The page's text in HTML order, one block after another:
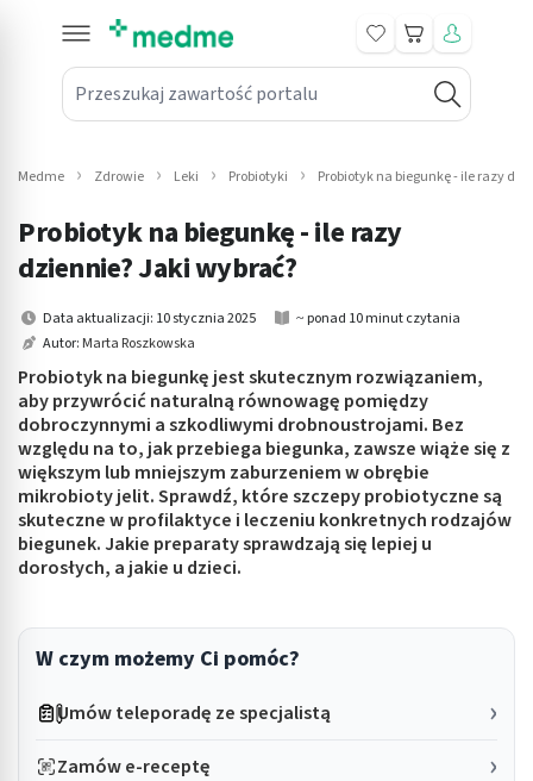
Przeszukaj zawartość portalu
Koszyk
submenu: Leki na receptę
submenu: Mama i dziecko
submenu: Kosmetyki
submenu: Higiena
submenu: Sprzęt medyczny
submenu: Intymne
submenu: Wellness
Medme Zdrowie Leki Probiotyki Probiotyk na biegunkę - ile razy
Probiotyk na biegunkę - ile razy
dziennie? Jaki wybrać?
Data aktualizacji: 10 stycznia 2025
~ ponad 10 minut czytania
Autor: Marta Roszkowska
Probiotyk na biegunkę jest skutecznym rozwiązaniem,
aby przywrócić naturalną równowagę pomiędzy
dobroczynnymi a szkodliwymi drobnoustrojami. Bez
względu na to, jak przebiega biegunka, zawsze wiąże się z
większym lub mniejszym zaburzeniem w obrębie
mikrobioty jelit. Sprawdź, które szczepy probiotyczne są
skuteczne w profilaktyce i leczeniu konkretnych rodzajów
biegunek. Jakie preparaty sprawdzają się lepiej u
dorosłych, a jakie u dzieci.
W czym możemy Ci pomóc?
Umów teleporadę ze specjalistą
Zamów e-receptę